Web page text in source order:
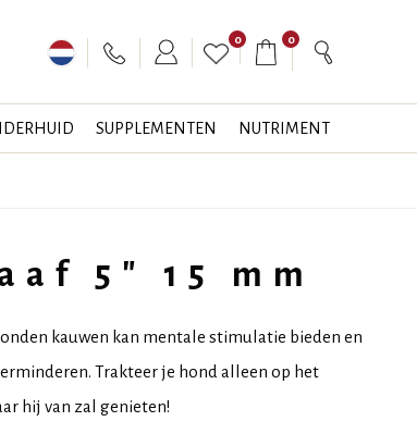
0 0
SUPPLEMENTEN NUTRIMENT
5" 15 mm
kauwen kan mentale stimulatie bieden en
Trakteer je hond alleen op het
hij van zal genieten!